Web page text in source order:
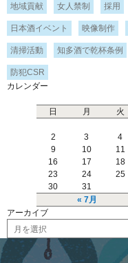
地域貢献 女人禁制 採用
日本酒イベント 映像制作
清掃活動 知多酒で乾杯条例
防犯CSR
カレンダー
日
月 火
« 7月
2
3 4
9
10 11
16
17 18
23
24 25
30
31
アーカイブ
ー